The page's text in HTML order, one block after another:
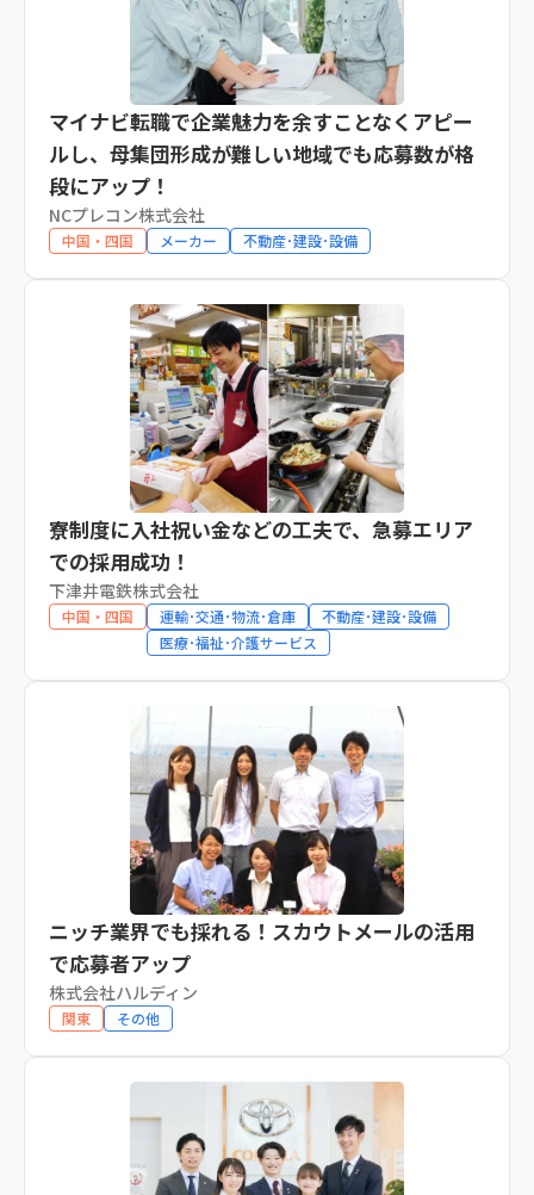
マイナビ転職で企業魅力を余すことなくアピー
ルし、母集団形成が難しい地域でも応募数が格
段にアップ！
NCプレコン株式会社
中国・四国 メーカー 不動産･建設･設備
寮制度に入社祝い金などの工夫で、急募エリア
での採用成功！
下津井電鉄株式会社
中国・四国 運輸･交通･物流･倉庫
不動産･建設･設備
医療･福祉･介護サービス
ニッチ業界でも採れる！スカウトメールの活用
で応募者アップ
株式会社ハルディン
関東 その他